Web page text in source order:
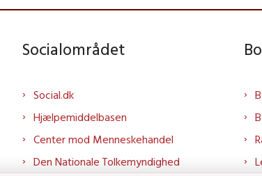
Socialområdet
Social.dk
Hjælpemiddelbasen
Center mod Menneskehandel
Den Nationale Tolkemyndighed